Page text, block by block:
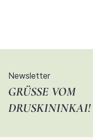
Newsletter
GRÜSSE VOM D
RUSKININKAI!